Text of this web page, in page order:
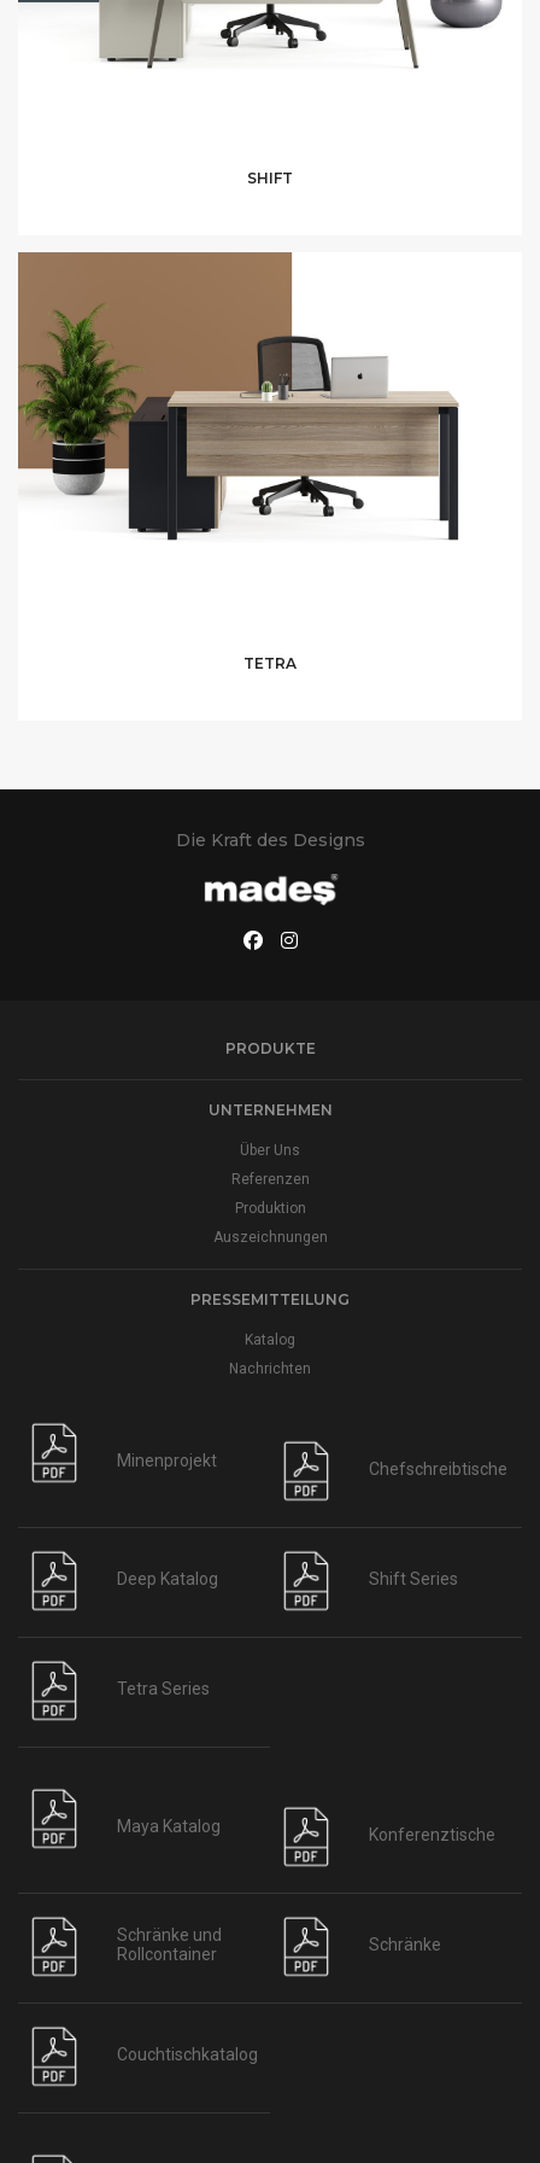
SHIFT
TETRA
Die Kraft des Designs
PRODUKTE
UNTERNEHMEN
Über Uns
Referenzen
Produktion
Auszeichnungen
PRESSEMITTEILUNG
Katalog
Nachrichten
Minenprojekt Chefschreibtische
Deep Katalog Shift Series
Tetra Series
Maya Katalog Konferenztische
Schränke und
Rollcontainer
Schränke
Couchtischkatalog